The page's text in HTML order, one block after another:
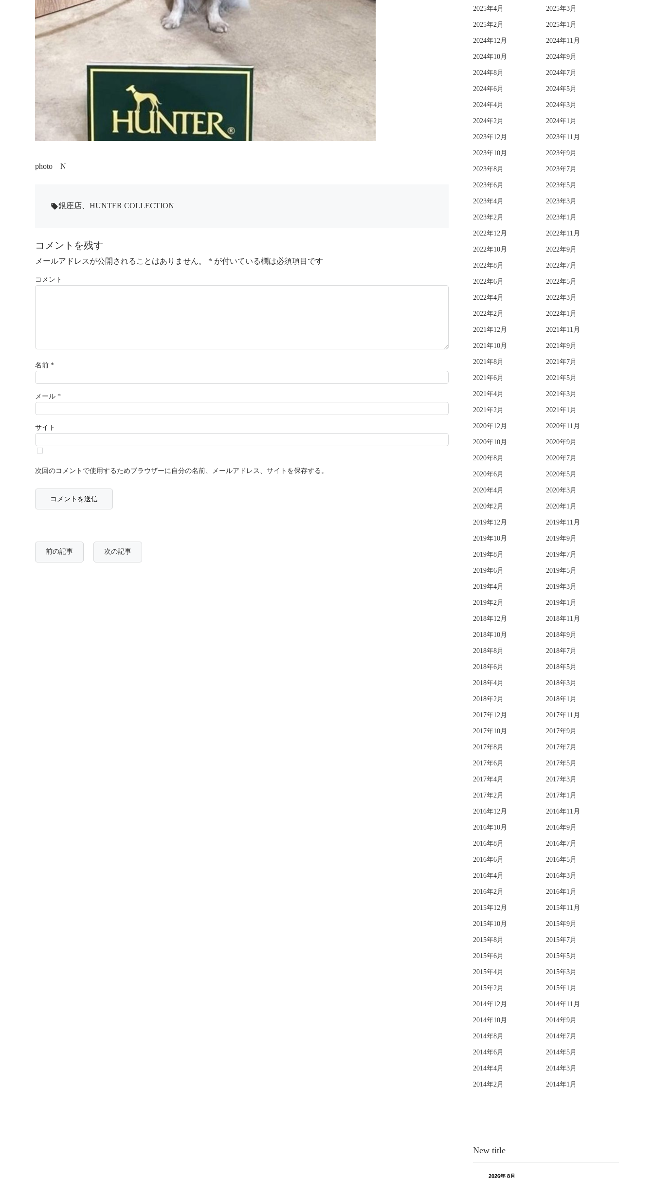
photo N
local_offer銀座店 HUNTER COLLECTION
コメントを残す
メールアドレスが公開されることはありません。 * が付いている欄は必須項目です
コメント
名前 *
メール *
サイト
次回のコメントで使用するためブラウザーに自分の名前、メールアドレス、サイトを保存する。
2025年4月 2025年3月
2025年2月 2025年1月
2024年12月 2024年11月
2024年10月 2024年9月
2024年8月 2024年7月
2024年6月 2024年5月
2024年4月 2024年3月
2024年2月 2024年1月
2023年12月 2023年11月
2023年10月 2023年9月
2023年8月 2023年7月
2023年6月 2023年5月
2023年4月 2023年3月
2023年2月 2023年1月
2022年12月 2022年11月
2022年10月 2022年9月
2022年8月 2022年7月
2022年6月 2022年5月
2022年4月 2022年3月
2022年2月 2022年1月
2021年12月 2021年11月
2021年10月 2021年9月
2021年8月 2021年7月
2021年6月 2021年5月
2021年4月 2021年3月
2021年2月 2021年1月
2020年12月 2020年11月
2020年10月 2020年9月
2020年8月 2020年7月
2020年6月 2020年5月
2020年4月 2020年3月
2020年2月 2020年1月
2019年12月 2019年11月
2019年10月 2019年9月
2019年8月 2019年7月
2019年6月 2019年5月
2019年4月 2019年3月
2019年2月 2019年1月
2018年12月 2018年11月
2018年10月 2018年9月
2018年8月 2018年7月
2018年6月 2018年5月
2018年4月 2018年3月
2018年2月 2018年1月
2017年12月 2017年11月
2017年10月 2017年9月
2017年8月 2017年7月
2017年6月 2017年5月
2017年4月 2017年3月
2017年2月 2017年1月
2016年12月 2016年11月
2016年10月 2016年9月
2016年8月 2016年7月
2016年6月 2016年5月
2016年4月 2016年3月
2016年2月 2016年1月
2015年12月 2015年11月
2015年10月 2015年9月
2015年8月 2015年7月
2015年6月 2015年5月
2015年4月 2015年3月
2015年2月 2015年1月
2014年12月 2014年11月
2014年10月 2014年9月
2014年8月 2014年7月
2014年6月 2014年5月
2014年4月 2014年3月
2014年2月 2014年1月
New title
2026年 8月